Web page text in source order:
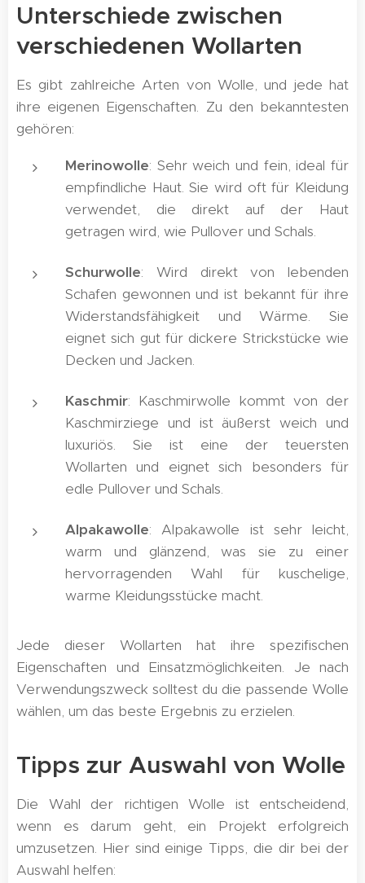
Unterschiede zwischen
verschiedenen Wollarten
Es gibt zahlreiche Arten von Wolle, und jede hat
ihre eigenen Eigenschaften. Zu den bekanntesten
gehören:
Merinowolle: Sehr weich und fein, ideal für
empfindliche Haut. Sie wird oft für Kleidung
verwendet, die direkt auf der Haut
getragen wird, wie Pullover und Schals.
Schurwolle: Wird direkt von lebenden
Schafen gewonnen und ist bekannt für ihre
Widerstandsfähigkeit und Wärme. Sie
eignet sich gut für dickere Strickstücke wie
Decken und Jacken.
Kaschmir: Kaschmirwolle kommt von der
Kaschmirziege und ist äußerst weich und
luxuriös. Sie ist eine der teuersten
Wollarten und eignet sich besonders für
edle Pullover und Schals.
Alpakawolle: Alpakawolle ist sehr leicht,
warm und glänzend, was sie zu einer
hervorragenden Wahl für kuschelige,
warme Kleidungsstücke macht.
Jede dieser Wollarten hat ihre spezifischen
Eigenschaften und Einsatzmöglichkeiten. Je nach
Verwendungszweck solltest du die passende Wolle
wählen, um das beste Ergebnis zu erzielen.
Tipps zur Auswahl von Wolle
Die Wahl der richtigen Wolle ist entscheidend,
wenn es darum geht, ein Projekt erfolgreich
umzusetzen. Hier sind einige Tipps, die dir bei der
Auswahl helfen: